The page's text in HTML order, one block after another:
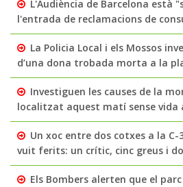
L'Audiència de Barcelona està
l'entrada de reclamacions de
La Policia Local i els Mossos
d’una dona trobada morta a la
Investiguen les causes de la
localitzat aquest matí sense vida
Un xoc entre dos cotxes a la C-
vuit ferits: un crític, cinc greus i
Els Bombers alerten que el